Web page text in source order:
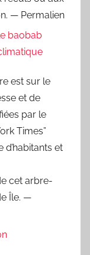
— Permalien
baobab
est sur le
et de
par le
Times”
d’habitants et
cet arbre-
Île. —